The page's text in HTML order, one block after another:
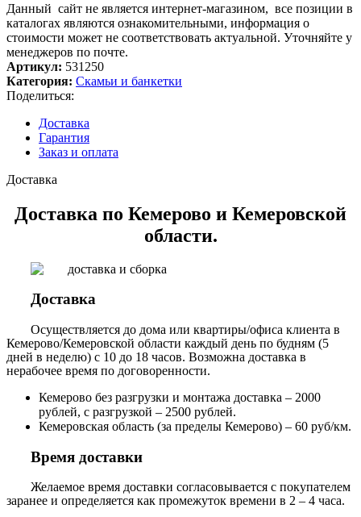
Данный сайт не является интернет-магазином, все позиции в
каталогах являются ознакомительными, информация о
стоимости может не соответствовать актуальной. Уточняйте у
менеджеров по почте.
Артикул: 531250
Категория: Скамьи и банкетки
Поделиться:
Доставка
Гарантия
Заказ и оплата
Доставка
Доставка по Кемерово и Кемеровской
области.
Доставка
Осуществляется до дома или квартиры/офиса клиента в
Кемерово/Кемеровской области каждый день по будням (5
дней в неделю) с 10 до 18 часов. Возможна доставка в
нерабочее время по договоренности.
Кемерово без разгрузки и монтажа доставка – 2000
рублей, с разгрузкой – 2500 рублей.
Кемеровская область (за пределы Кемерово) – 60 руб/км.
Время доставки
Желаемое время доставки согласовывается с покупателем
заранее и определяется как промежуток времени в 2 – 4 часа.